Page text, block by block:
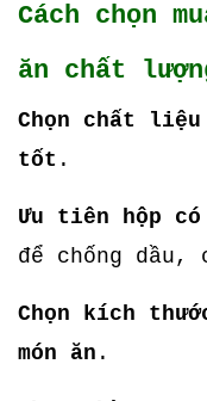
Cách chọn
ăn chất
Chọn chất liệu
tốt .
Ưu tiên hộp có
để chống dầu,
Chọn kích
món ăn .